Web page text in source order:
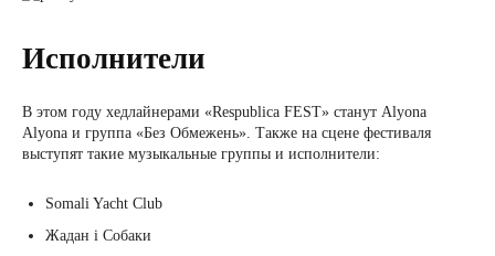
Исполнители
В этом году хедлайнерами «Respublica FEST» станут Alyona
Alyona и группа «Без Обмежень». Также на сцене фестиваля
выступят такие музыкальные группы и исполнители:
Somali Yacht Club
Жадан і Собаки